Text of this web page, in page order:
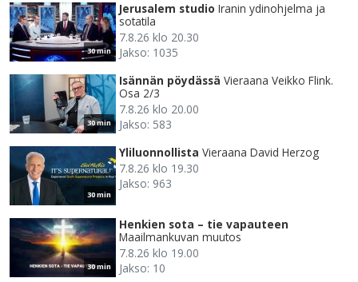
30 min
Jerusalem studio Iranin ydinohjelma ja
sotatila
7.8.26 klo 20.30
Jakso: 1035
30 min
Isännän pöydässä Vieraana Veikko Flink.
Osa 2/3
7.8.26 klo 20.00
Jakso: 583
30 min
Yliluonnollista Vieraana David Herzog
7.8.26 klo 19.30
Jakso: 963
30 min
Henkien sota – tie vapauteen
Maailmankuvan muutos
7.8.26 klo 19.00
Jakso: 10